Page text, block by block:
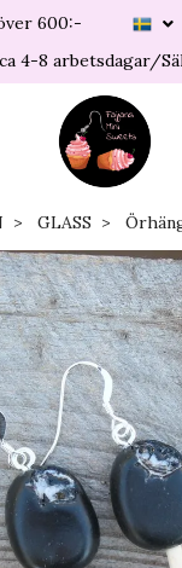
600:-
4-8 arbetsdagar/
GLASS